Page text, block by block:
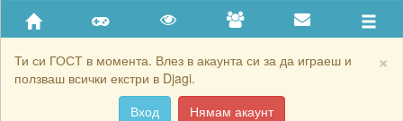
×
Ти си ГОСТ в момента. Влез в акаунта си за да играеш и
ползваш всички екстри в Djagi.
Вход
Нямам акаунт
Приятели
Хронология на игри